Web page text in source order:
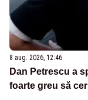
8 aug. 2026, 12:46
Dan Petrescu a
foarte greu să